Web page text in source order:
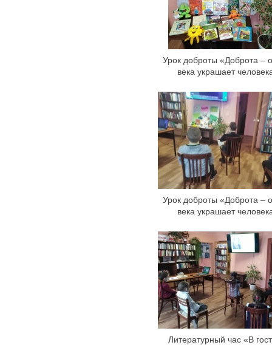
Урок доброты «Доброта –
века украшает
Урок доброты «Доброта –
века украшает
Литературный час «В